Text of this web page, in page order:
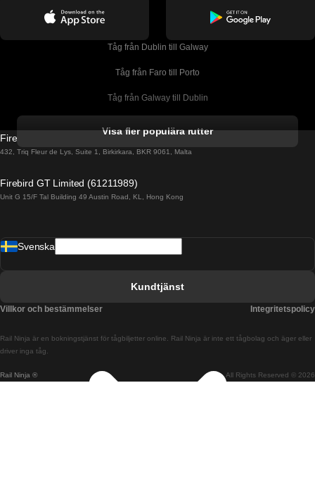
Tåg från Dublin till Galway
Tåg från Faro till Porto
Tåg från Galway till Dublin
Tåg från Porto till Faro
Tåg från Barcelona till Madrid
Tåg från Budapest till Bratislava
Visa fler populära rutter
Firebird GT Limited (OC 1451)
432, Triq Fleur de Lys, Suite 1, Birkirkara, BKR 9061, Malta
Firebird GT Limited (61211989)
Unit G 15/F Tal Building 49 Austin Road, KL, Hong Kong
Rail Ninja ® All Rights Reserved © 2026
Rail Ninja är en bokningstjänst för tågbiljetter online. Rail Ninja är inte ett tågbolag och äger eller
driver inga tåg.
Svenska
Kundtjänst
Villkor och bestämmelser Integritetspolicy